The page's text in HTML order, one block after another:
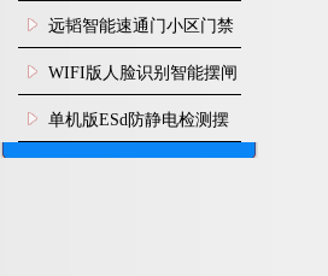
脸识别快速通道闸
远韬智能速通门小区门禁
闸机食堂消费摆闸
WIFI版人脸识别智能摆闸
机
单机版ESd防静电检测摆
闸机